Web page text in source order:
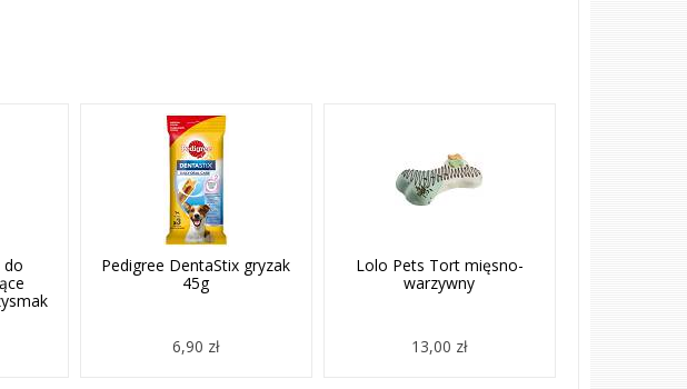
do
Pedigree DentaStix gryzak
45g
6,90 zł
Lolo Pets Tort mięsno-
warzywny
13,00 zł